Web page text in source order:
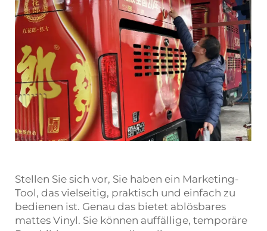
Stellen Sie sich vor, Sie haben ein Marketing-
Tool, das vielseitig, praktisch und einfach zu
bedienen ist. Genau das bietet ablösbares
mattes Vinyl. Sie können auffällige, temporäre